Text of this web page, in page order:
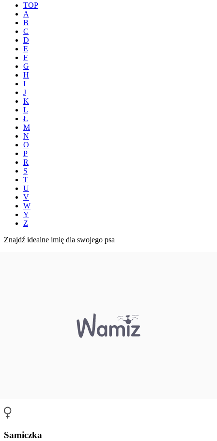
TOP
A
B
C
D
E
F
G
H
I
J
K
L
Ł
M
N
O
P
R
S
T
U
V
W
Y
Z
Znajdź idealne imię dla swojego psa
Samiczka